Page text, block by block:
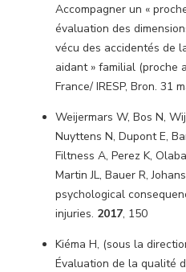
Accompagner un «
évaluation des
vécu des accidentés de
aidant » familial (proche
France/ IRESP, Bron. 31
Weijermars W, Bos N,
Nuyttens N, Dupont E,
Filtness A, Perez K,
Martin JL, Bauer R,
psychological
injuries. 2017, 150
Kiéma H, (sous la
Évaluation de la qualité